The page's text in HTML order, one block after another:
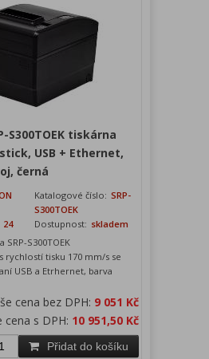
S300TOEK tiskárna
USB + Ethernet,
černá
Katalogové číslo: SRP-
S300TOEK
24 Dostupnost: skladem
S300TOEK
rychlostí tisku 170 mm/s se
USB a Etrhernet, barva
cena bez DPH: 9 051 Kč
cena s DPH: 10 951,50 Kč
Přidat do košíku